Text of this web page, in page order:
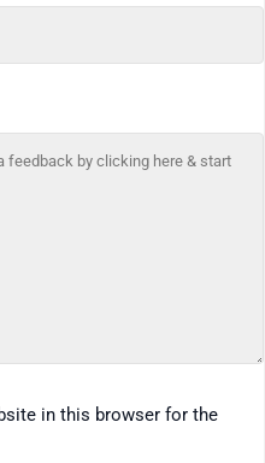
in this browser for the